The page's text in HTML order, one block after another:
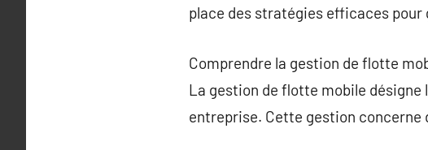
place des stratégies efficaces
Comprendre la gestion de flotte
La gestion de flotte mobile
entreprise. Cette gestion concerne